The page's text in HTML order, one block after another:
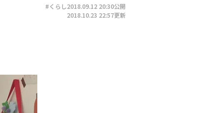
#くらし2018.09.12 20:30公開
2018.10.23 22:57更新